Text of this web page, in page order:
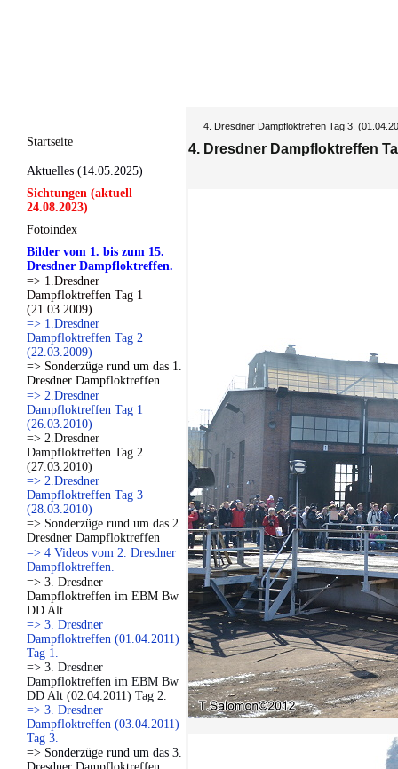
Startseite
Aktuelles (14.05.2025)
Sichtungen (aktuell
24.08.2023)
Fotoindex
Bilder vom 1. bis zum 15.
Dresdner Dampfloktreffen.
=> 1.Dresdner
Dampfloktreffen Tag 1
(21.03.2009)
=> 1.Dresdner
Dampfloktreffen Tag 2
(22.03.2009)
=> Sonderzüge rund um das 1.
Dresdner Dampfloktreffen
=> 2.Dresdner
Dampfloktreffen Tag 1
(26.03.2010)
=> 2.Dresdner
Dampfloktreffen Tag 2
(27.03.2010)
=> 2.Dresdner
Dampfloktreffen Tag 3
(28.03.2010)
=> Sonderzüge rund um das 2.
Dresdner Dampfloktreffen
=> 4 Videos vom 2. Dresdner
Dampfloktreffen.
=> 3. Dresdner
Dampfloktreffen im EBM Bw
DD Alt.
=> 3. Dresdner
Dampfloktreffen (01.04.2011)
Tag 1.
=> 3. Dresdner
Dampfloktreffen im EBM Bw
DD Alt (02.04.2011) Tag 2.
=> 3. Dresdner
Dampfloktreffen (03.04.2011)
Tag 3.
=> Sonderzüge rund um das 3.
4. Dresdner Dampfloktreffen Tag 3.
4. Dresdner Dampfloktreffen